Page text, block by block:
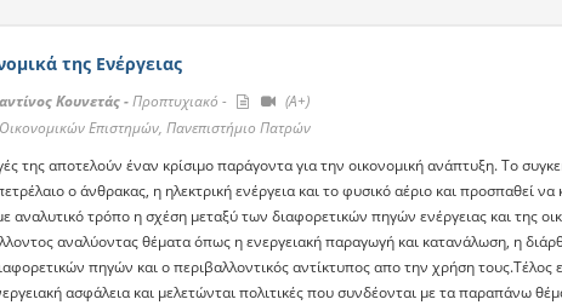
της Ενέργειας
Κουνετάς -Προπτυχιακό -
(A+)
Επιστημών, Πανεπιστήμιο Πατρών
της αποτελούν έναν κρίσιμο παράγοντα για την οικονομική ανάπτυξη. Το
ο άνθρακας, η ηλεκτρική ενέργεια και το φυσικό αέριο και προσπαθεί
αναλυτικό τρόπο η σχέση μεταξύ των διαφορετικών πηγών ενέργειας και της
αναλύοντας θέματα όπως η ενεργειακή παραγωγή και κατανάλωση, η
πηγών και ο περιβαλλοντικός αντίκτυπος απο την χρήση τους.Τέλος
ασφάλεια και μελετώνται πολιτικές που συνδέονται με τα παραπάνω